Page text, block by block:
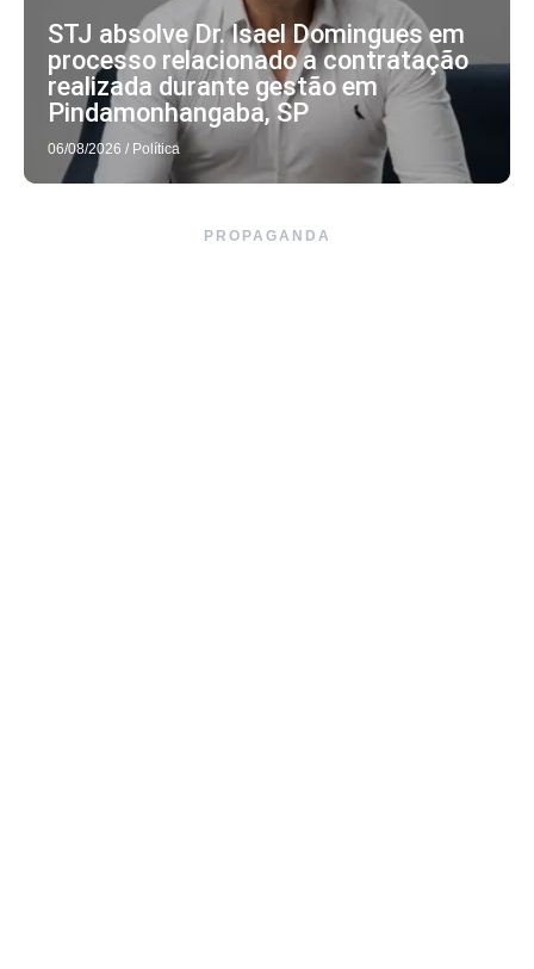
STJ absolve Dr. Isael Domingues em
processo relacionado a contratação
realizada durante gestão em
Pindamonhangaba, SP
06/08/2026 / Política
PROPAGANDA